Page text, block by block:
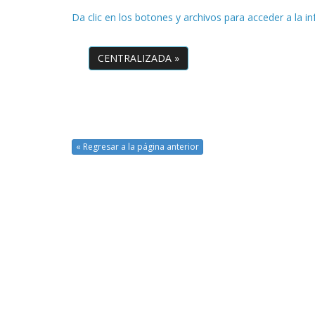
Da clic en los botones y archivos para acceder a la
CENTRALIZADA »
« Regresar a la página anterior